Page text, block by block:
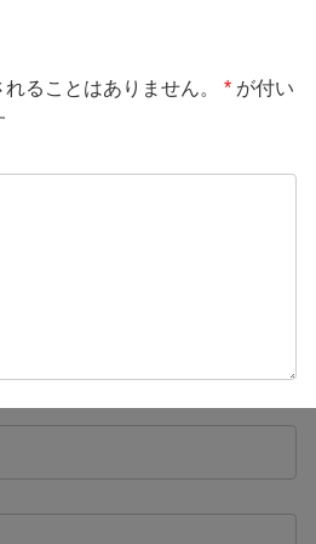
ることはありません。 * が付い